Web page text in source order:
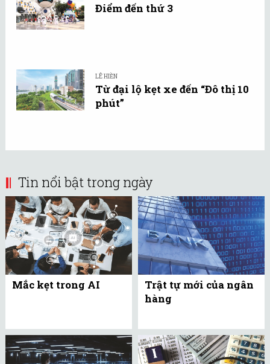
Điểm đến thứ 3
LÊ HIỀN
Từ đại lộ kẹt xe đến “Đô thị 10
phút”
Tin nổi bật trong ngày
Mắc kẹt trong AI
Trật tự mới của ngân
hàng